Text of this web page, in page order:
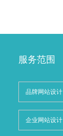
服务范围
品牌网站设计
企业网站设计